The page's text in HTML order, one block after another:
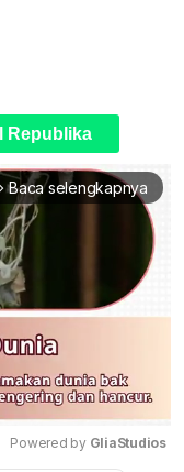
Republika
Baca selengkapnya
Powered by GliaStudios